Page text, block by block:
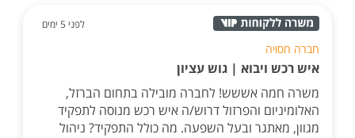
לפני 5 ימים
חברה חסויה
איש רכש ויבוא | גוש עציון
משרה חמה אששש! לחברה מובילה בתחום הברזל,
האלומיניום והפרזול דרוש/ה איש רכש מנוסה לתפקיד
מגוון, מאתגר ובעל השפעה. מה כולל התפקיד? ניהול